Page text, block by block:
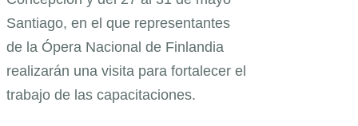
Santiago, en el que representantes
de la Ópera Nacional de Finlandia
realizarán una visita para fortalecer el
trabajo de las capacitaciones.